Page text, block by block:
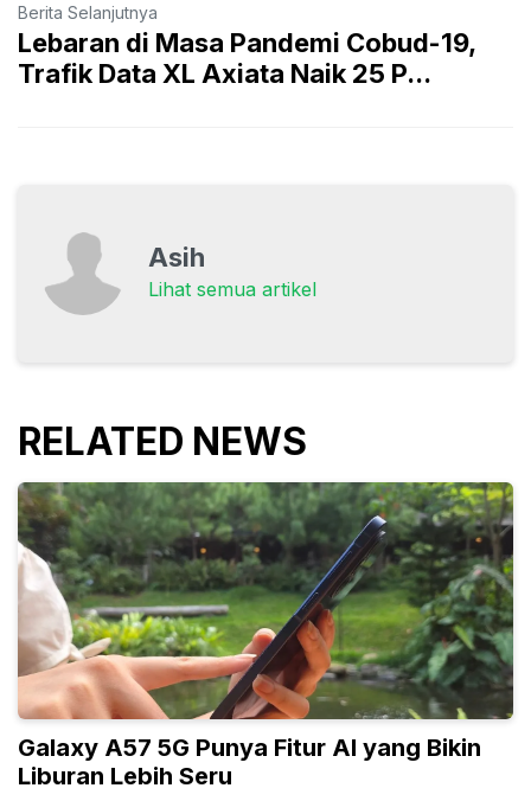
Berita Selanjutnya
Lebaran di Masa Pandemi Cobud-19,
Trafik Data XL Axiata Naik 25 P...
Asih
Lihat semua artikel
RELATED NEWS
Galaxy A57 5G Punya Fitur AI yang Bikin
Liburan Lebih Seru